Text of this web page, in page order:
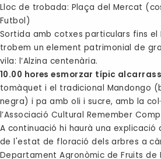
Lloc de trobada: Plaça del Mercat
Futbol)
Sortida amb cotxes particulars fins el
trobem un element patrimonial de
vila: l’Alzina centenària.
10.00 hores esmorzar típic
tomàquet i el tradicional Mandongo
negra) i pa amb oli i sucre, amb la
l’Associació Cultural Remember
A continuació hi haurà una
de l'estat de floració dels arbres a
Departament Agronòmic de Fruits de